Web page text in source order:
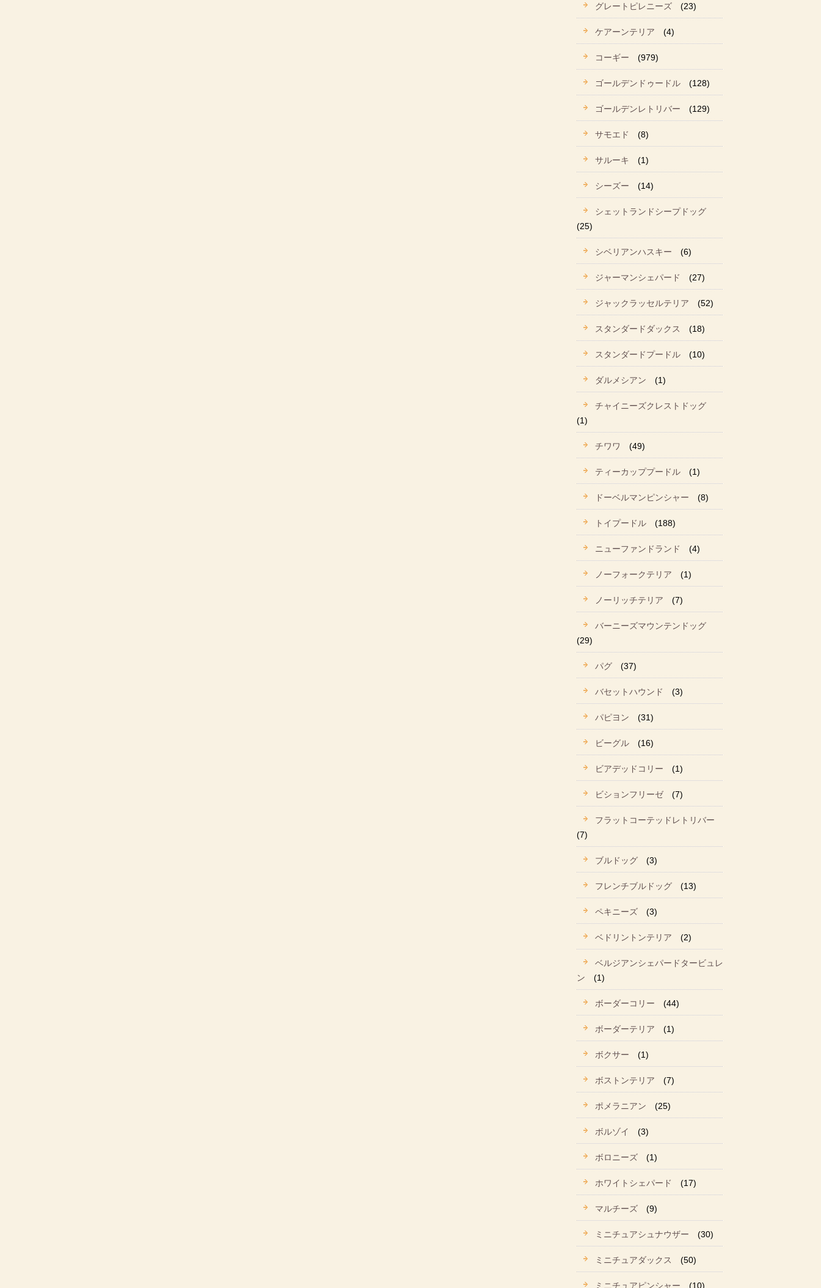
グレートピレニーズ (23)
ケアーンテリア (4)
コーギー (979)
ゴールデンドゥードル (128)
ゴールデンレトリバー (129)
サモエド (8)
サルーキ (1)
シーズー (14)
シェットランドシープドッグ
(25)
シベリアンハスキー (6)
ジャーマンシェパード (27)
ジャックラッセルテリア (52)
スタンダードダックス (18)
スタンダードプードル (10)
ダルメシアン (1)
チャイニーズクレストドッグ
(1)
チワワ (49)
ティーカッププードル (1)
ドーベルマンピンシャー (8)
トイプードル (188)
ニューファンドランド (4)
ノーフォークテリア (1)
ノーリッチテリア (7)
バーニーズマウンテンドッグ
(29)
パグ (37)
バセットハウンド (3)
パピヨン (31)
ビーグル (16)
ビアデッドコリー (1)
ビションフリーゼ (7)
フラットコーテッドレトリバー
(7)
ブルドッグ (3)
フレンチブルドッグ (13)
ペキニーズ (3)
ベドリントンテリア (2)
ベルジアンシェパードタービュレ
ン
(1)
ボーダーコリー (44)
ボーダーテリア (1)
ボクサー (1)
ボストンテリア (7)
ポメラニアン (25)
ボルゾイ (3)
ボロニーズ (1)
ホワイトシェパード (17)
マルチーズ (9)
ミニチュアシュナウザー (30)
ミニチュアダックス (50)
ミニチュアピンシャー (10)